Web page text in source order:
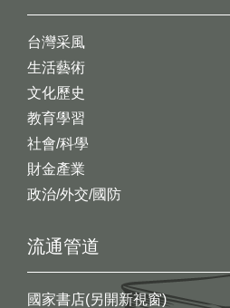
台灣采風
生活藝術
文化歷史
教育學習
社會/科學
財金產業
政治/外交/國防
流通管道
國家書店(另開新視窗)